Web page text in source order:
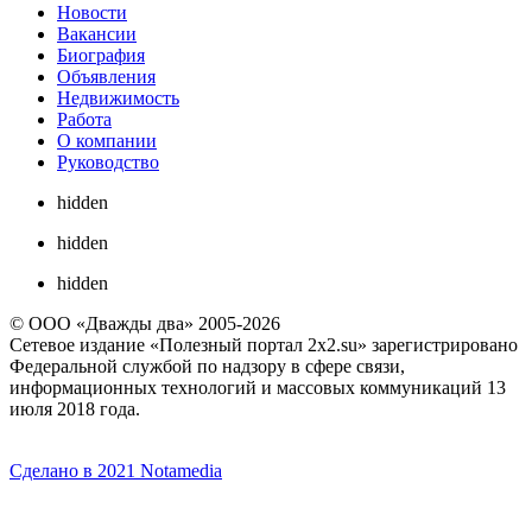
Новости
Вакансии
Биография
Объявления
Недвижимость
Работа
О компании
Руководство
hidden
hidden
hidden
© ООО «Дважды два» 2005-2026
Сетевое издание «Полезный портал 2x2.su» зарегистрировано
Федеральной службой по надзору в сфере связи,
информационных технологий и массовых коммуникаций 13
июля 2018 года.
Сделано в 2021 Notamedia